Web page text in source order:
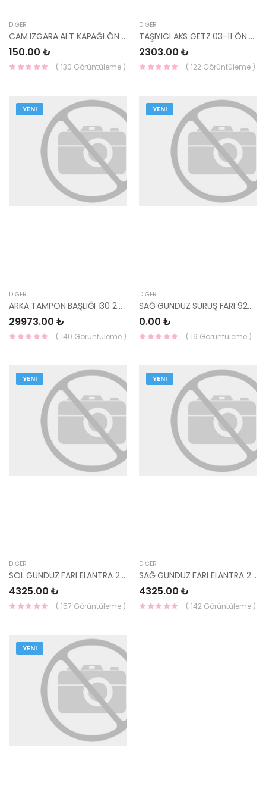
DIĞER
CAM IZGARA ALT KAPAĞI ÖN SAĞ ELANTRA 2011 86154-3X000 YS
150.00 ₺
( 130 Görüntüleme )
DIĞER
TAŞIYICI AKS GETZ 03-11 ÖN LH (ABS Lİ) 51715-1C200)
2303.00 ₺
( 122 Görüntüleme )
YENI
DIĞER
ARKA TAMPON BAŞLIĞI İ30 2012-2016 86610-A6210 HMC
29973.00 ₺
( 140 Görüntüleme )
YENI
DIĞER
SAĞ GÜNDÜZ SÜRÜŞ FARI 92208-Q0600 HMC
0.00 ₺
( 19 Görüntüleme )
YENI
DIĞER
SOL GUNDUZ FARI ELANTRA 2020- 92207-AA000 TW
4325.00 ₺
( 157 Görüntüleme )
YENI
DIĞER
SAĞ GUNDUZ FARI ELANTRA 2020- 92208-AA000 TW
4325.00 ₺
( 142 Görüntüleme )
YENI